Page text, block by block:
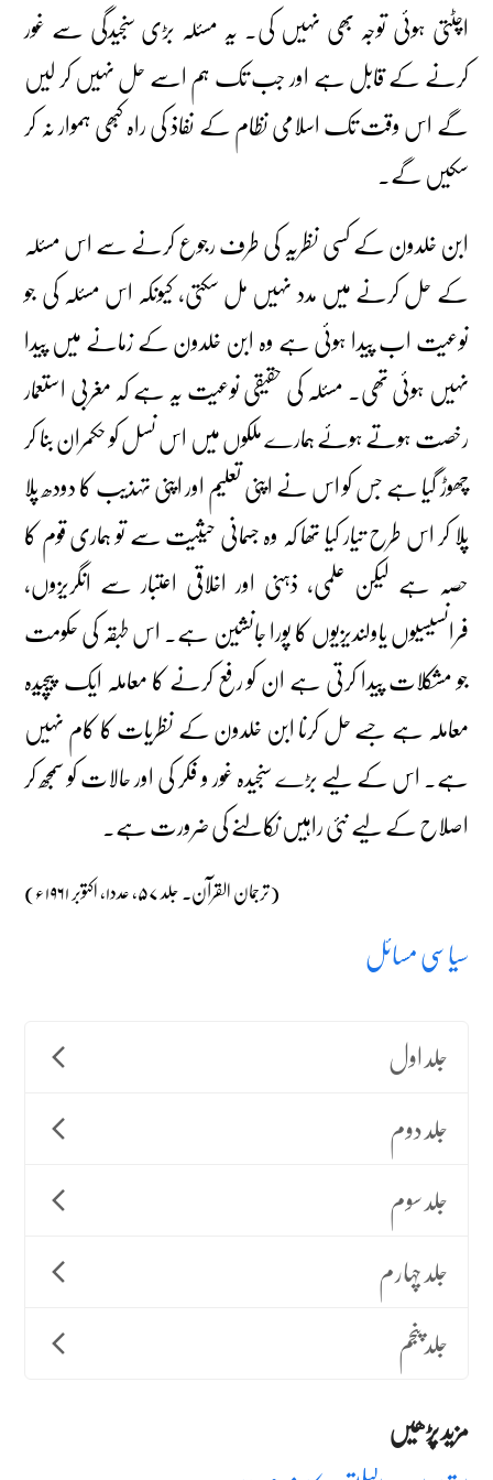
اچٹتی ہوئی توجہ بھی نہیں کی۔ یہ مسئلہ بڑی سنجیدگی سے غور
کرنے کے قابل ہے اور جب تک ہم اسے حل نہیں کر لیں
گے اس وقت تک اسلامی نظام کے نفاذ کی راہ کبھی ہموار نہ کر
سکیں گے۔
ابن خلدون کے کسی نظریہ کی طرف رجوع کرنے سے اس مسئلہ
کے حل کرنے میں مدد نہیں مل سکتی، کیونکہ اس مسئلہ کی جو
نوعیت اب پیدا ہوئی ہے وہ ابن خلدون کے زمانے میں پیدا
نہیں ہوئی تھی۔ مسئلہ کی حقیقی نوعیت یہ ہے کہ مغربی استعمار
رخصت ہوتے ہوئے ہمارے ملکوں میں اس نسل کو حکمران بنا کر
چھوڑ گیا ہے جس کو اس نے اپنی تعلیم اور اپنی تہذیب کا دودھ پلا
پلا کر اس طرح تیار کیا تھا کہ وہ جسمانی حیثیت سے تو ہماری قوم کا
حصہ ہے لیکن علمی، ذہنی اور اخلاقی اعتبار سے انگریزوں،
فرانسیسیوں یاولندیزیوں کا پورا جانشین ہے۔ اس طبقہ کی حکومت
جو مشکلات پیدا کرتی ہے ان کو رفع کرنے کا معاملہ ایک پیچیدہ
معاملہ ہے جسے حل کرنا ابن خلدون کے نظریات کا کام نہیں
ہے۔ اس کے لیے بڑے سنجیدہ غور و فکر کی اور حالات کو سمجھ کر
اصلاح کے لیے نئی راہیں نکالنے کی ضرورت ہے۔
(ترجمان القرآن۔ جلد ۵۷، عدد۱، اکتوبر ۱۹۶۱ء)
سیاسی مسائل
جلد اول
جلد دوم
جلد سوم
جلد چہارم
جلد پنجم
مزید پڑھیں